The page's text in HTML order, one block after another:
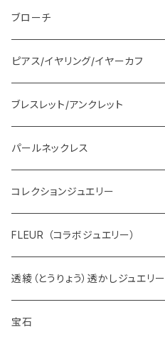
ブローチ
ピアス/イヤリング/イヤーカフ
ブレスレット/アンクレット
パールネックレス
コレクションジュエリー
FLEUR （コラボジュエリー）
透綾（とうりょう）透かしジュエリー
宝石